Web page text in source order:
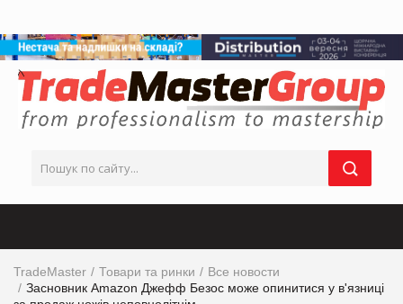
TradeMaster Товари та ринки
Все новости
Засновник Amazon Джефф Безос може опинитися у в'язниці